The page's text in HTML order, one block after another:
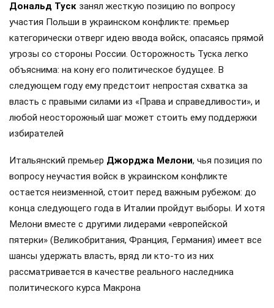
Дональд Туск занял жесткую позицию по вопросу
участия Польши в украинском конфликте: премьер
категорически отверг идею ввода войск, опасаясь прямой
угрозы со стороны России. Осторожность Туска легко
объяснима: на кону его политическое будущее. В
следующем году ему предстоит непростая схватка за
власть с правыми силами из «Права и справедливости», и
любой неосторожный шаг может стоить ему поддержки
избирателей
Итальянский премьер Джорджа Мелони, чья позиция по
вопросу неучастия войск в украинском конфликте
остается неизменной, стоит перед важным рубежом: до
конца следующего года в Италии пройдут выборы. И хотя
Мелони вместе с другими лидерами «европейской
пятерки» (Великобритания, Франция, Германия) имеет все
шансы удержать власть, вряд ли кто-то из них
рассматривается в качестве реального наследника
политического курса Макрона